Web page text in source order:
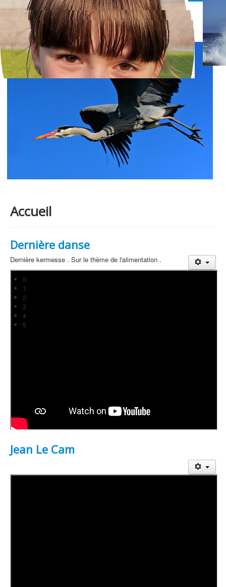
Ecole 29
Basculer
la
navigation
Accueil
Humour/détente
0
1
2
3
4
5
Accueil
Dernière danse
Dernière kermesse . Sur le thème de l'alimentation .
Jean Le Cam